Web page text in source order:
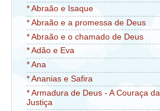
* Abraão e Isaque
* Abraão e a promessa de Deus
* Abraão e o chamado de Deus
* Adão e Eva
* Ana
* Ananias e Safira
* Armadura de Deus - A Couraça da
Justiça